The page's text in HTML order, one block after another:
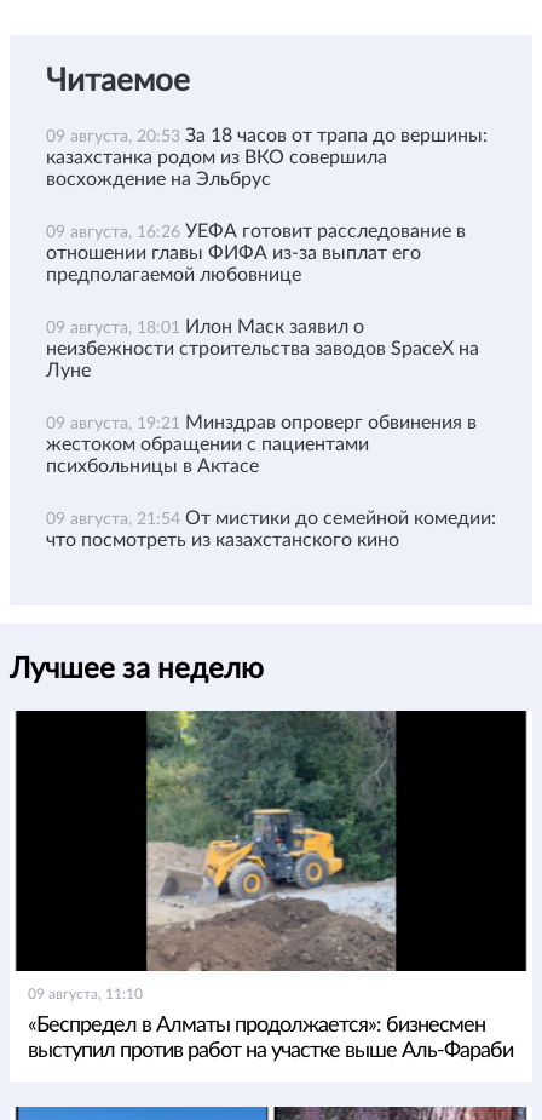
Читаемое
09 августа, 20:53 За 18 часов от трапа до вершины:
казахстанка родом из ВКО совершила
восхождение на Эльбрус
09 августа, 16:26 УЕФА готовит расследование в
отношении главы ФИФА из-за выплат его
предполагаемой любовнице
09 августа, 18:01 Илон Маск заявил о
неизбежности строительства заводов SpaceX на
Луне
09 августа, 19:21 Минздрав опроверг обвинения в
жестоком обращении с пациентами
психбольницы в Актасе
09 августа, 21:54 От мистики до семейной комедии:
что посмотреть из казахстанского кино
Лучшее за неделю
09 августа, 11:10
«Беспредел в Алматы продолжается»: бизнесмен
выступил против работ на участке выше Аль-Фараби